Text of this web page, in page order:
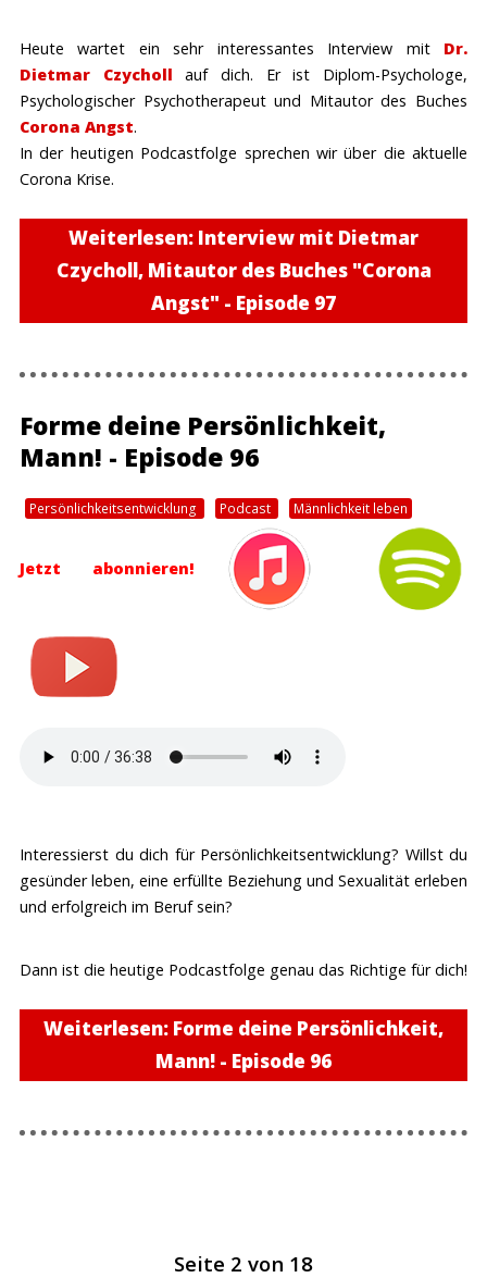
Heute wartet ein sehr interessantes Interview mit Dr.
Dietmar Czycholl auf dich. Er ist Diplom-Psychologe,
Psychologischer Psychotherapeut und Mitautor des Buches
Corona Angst.
In der heutigen Podcastfolge sprechen wir über die aktuelle
Corona Krise.
Weiterlesen: Interview mit Dietmar
Czycholl, Mitautor des Buches "Corona
Angst" - Episode 97
Forme deine Persönlichkeit,
Mann! - Episode 96
Persönlichkeitsentwicklung Podcast Männlichkeit leben
Jetzt abonnieren!
Interessierst du dich für Persönlichkeitsentwicklung? Willst du
gesünder leben, eine erfüllte Beziehung und Sexualität erleben
und erfolgreich im Beruf sein?
Dann ist die heutige Podcastfolge genau das Richtige für dich!
Weiterlesen: Forme deine Persönlichkeit,
Mann! - Episode 96
Seite 2 von 18